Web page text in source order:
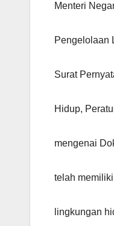
Menteri
Pengelolaan
Surat
Hidup,
mengenai
telah
lingkungan